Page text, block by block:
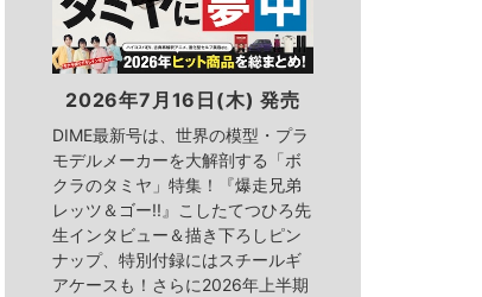
2026年7月16日(木) 発売
DIME最新号は、世界の模型・プラ
モデルメーカーを大解剖する「ボ
クラのタミヤ」特集！『爆走兄弟
レッツ＆ゴー!!』こしたてつひろ先
生インタビュー＆描き下ろしピン
ナップ、特別付録にはスチールギ
アケースも！さらに2026年上半期